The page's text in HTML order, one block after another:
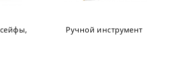
Сетевое оборудование,